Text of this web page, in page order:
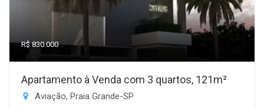
R$ 830.000
Apartamento à Venda com 3 quartos, 121m²
Aviação, Praia Grande-SP